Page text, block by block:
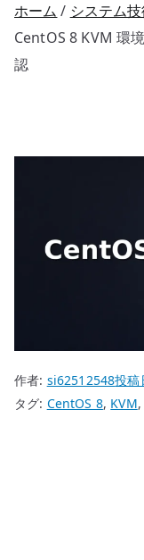
ホーム システム
CentOS 8 KVM 環
認
作者: si62512548投
タグ: CentOS 8, KVM